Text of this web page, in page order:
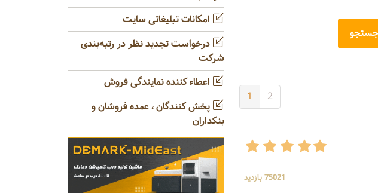
1 2
75021 بازدید
امکانات تبلیغاتی سایت
درخواست تجدید نظر در رتبه‌بندی
شرکت
اعطاء کننده نمایندگی فروش
پخش کنندگان ، عمده فروشان و
بنکداران